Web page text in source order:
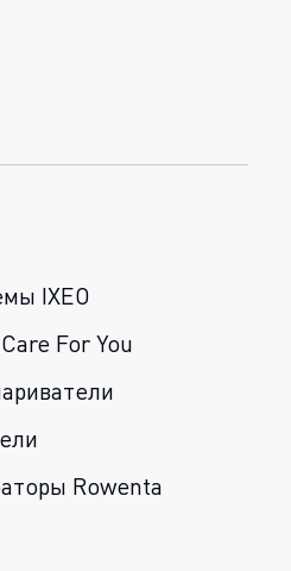
IXEO
For You
Rowenta